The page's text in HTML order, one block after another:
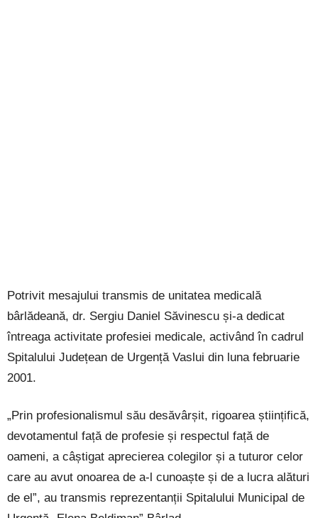
Potrivit mesajului transmis de unitatea medicală
bârlădeană, dr. Sergiu Daniel Săvinescu și-a dedicat
întreaga activitate profesiei medicale, activând în cadrul
Spitalului Județean de Urgență Vaslui din luna februarie
2001.
„Prin profesionalismul său desăvârșit, rigoarea științifică,
devotamentul față de profesie și respectul față de
oameni, a câștigat aprecierea colegilor și a tuturor celor
care au avut onoarea de a-l cunoaște și de a lucra alături
de el”, au transmis reprezentanții Spitalului Municipal de